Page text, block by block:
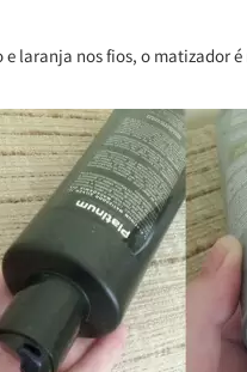
laranja nos fios, o matizador é